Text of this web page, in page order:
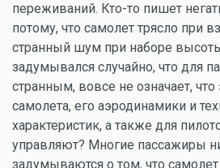
переживаний. Кто-то пишет
потому, что самолет трясло при
странный шум при наборе
задумывался случайно, что для
странным, вовсе не означает, что
самолета, его аэродинамики и
характеристик, а также для
управляют? Многие пассажиры
задумываются о том, что самолет